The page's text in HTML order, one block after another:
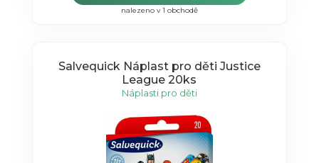
nalezeno v 1 obchodě
Salvequick Náplast pro děti Justice
League 20ks
Náplasti pro děti